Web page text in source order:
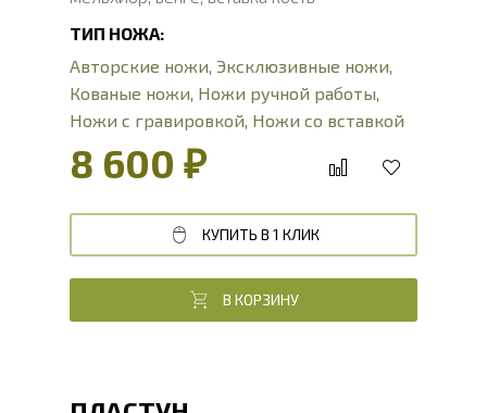
ТИП НОЖА:
Авторские ножи, Эксклюзивные ножи,
Кованые ножи, Ножи ручной работы,
Ножи с гравировкой, Ножи со вставкой
из кости, Подарочные ножи
ножи
8 600 ₽
КУПИТЬ В 1 КЛИК
В КОРЗИНУ